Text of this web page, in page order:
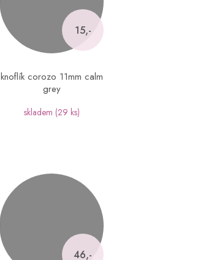
15,-
knoflík corozo 11mm calm
grey
skladem (29 ks)
46,-